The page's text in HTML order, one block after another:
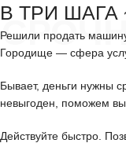
В ТРИ ШАГА
Решили продать
Городище — сфера
Бывает, деньги нужны
невыгоден, поможем
Действуйте быстро.